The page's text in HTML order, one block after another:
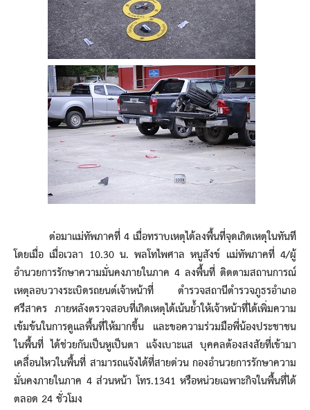
ต่อมาแม่ทัพภาคที่ 4 เมื่อทราบเหตุได้ลงพื้นที่จุดเกิดเหตุในทันที
โดยเมื่อ เมื่อเวลา 10.30 น. พลโทไพศาล หนูสังข์ แม่ทัพภาคที่ 4/ผู้
อำนวยการรักษาความมั่นคงภายในภาค 4 ลงพื้นที่ ติดตามสถานการณ์
เหตุลอบวางระเบิดรถยนต์เจ้าหน้าที่ ตำรวจสถานีตำรวจภูธรอำเภอ
ศรีสาคร ภายหลังตรวจสอบที่เกิดเหตุได้เน้นย้ำให้เจ้าหน้าที่ได้เพิ่มความ
เข้มข้นในการดูแลพื้นที่ให้มากขึ้น และขอความร่วมมือพี่น้องประชาชน
ในพื้นที่ ได้ช่วยกันเป็นหูเป็นตา แจ้งเบาะแส บุคคลต้องสงสัยที่เข้ามา
เคลื่อนไหวในพื้นที่ สามารถแจ้งได้ที่สายด่วน กองอำนวยการรักษาความ
มั่นคงภายในภาค 4 ส่วนหน้า โทร.1341 หรือหน่วยเฉพาะกิจในพื้นที่ได้
ตลอด 24 ชั่วโมง